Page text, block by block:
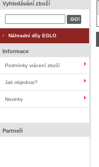
Vyhledávání zboží
Náhradní díly EGLO
Informace
Podmínky vrácení zboží
Jak objednat?
Novinky
Partneři